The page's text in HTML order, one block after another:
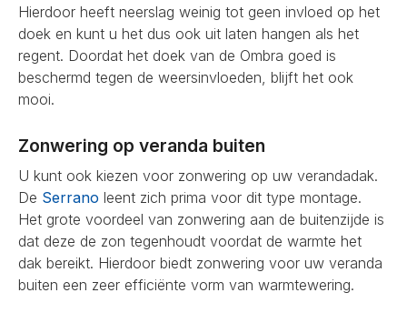
Hierdoor heeft neerslag weinig tot geen invloed op het
doek en kunt u het dus ook uit laten hangen als het
regent. Doordat het doek van de Ombra goed is
beschermd tegen de weersinvloeden, blijft het ook
mooi.
Zonwering op veranda buiten
U kunt ook kiezen voor zonwering op uw verandadak.
De Serrano leent zich prima voor dit type montage.
Het grote voordeel van zonwering aan de buitenzijde is
dat deze de zon tegenhoudt voordat de warmte het
dak bereikt. Hierdoor biedt zonwering voor uw veranda
buiten een zeer efficiënte vorm van warmtewering.